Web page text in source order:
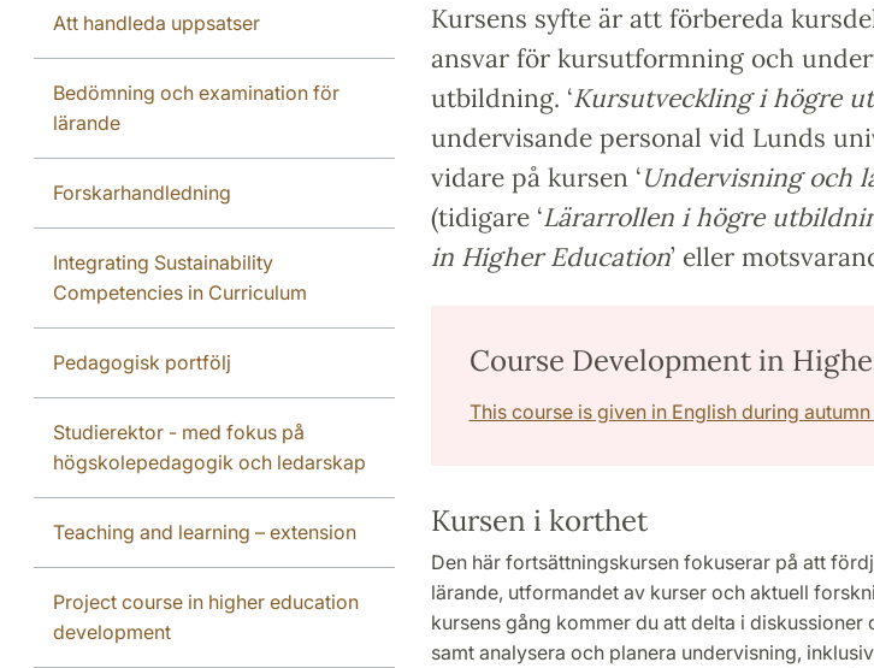
Att handleda uppsatser
Bedömning och examination för
lärande
Forskarhandledning
Integrating Sustainability
Competencies in Curriculum
Pedagogisk portfölj
Studierektor - med fokus på
högskolepedagogik och ledarskap
Teaching and learning – extension
Project course in higher education
development
Kursens syfte är att förbereda
ansvar för kursutformning och
utbildning. ‘Kursutveckling i högre
undervisande personal vid Lunds
vidare på kursen ‘Undervisning och
(tidigare ‘Lärarrollen i högre
in Higher Education’ eller
Course Development in
This course is given in English during
Kursen i korthet
Den här fortsättningskursen fokuserar på att
lärande, utformandet av kurser och aktuell
kursens gång kommer du att delta i
samt analysera och planera undervisning,